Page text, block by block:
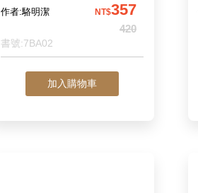
作者:駱明潔 NT$357
420
書號:7BA02
加入購物車